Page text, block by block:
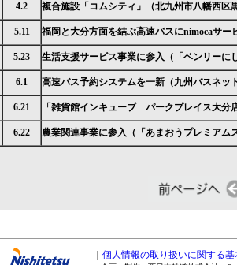
4.2 複合施設「コムシティ」（北九州市八幡西区
5.11 福岡と大分方面を結ぶ高速バスにnimocaサー
5.23 生活支援サービス事業に参入（「ベンリーに
6.1 高速バス予約システムを一新（九州バスネッ
6.21 「雑貨館インキューブ パークプレイス大分
6.22 農業関連事業に参入（「あまおうプレミアム
個人情報の取り扱いに関する基